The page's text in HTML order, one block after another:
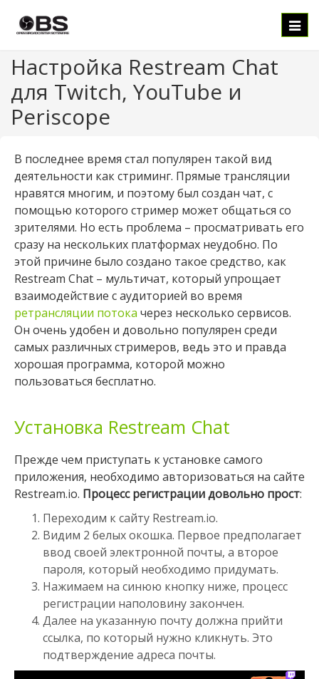
Настройка Restream Chat
для Twitch, YouTube и
Periscope
В последнее время стал популярен такой вид
деятельности как стриминг. Прямые трансляции
нравятся многим, и поэтому был создан чат, с
помощью которого стример может общаться со
зрителями. Но есть проблема – просматривать его
сразу на нескольких платформах неудобно. По
этой причине было создано такое средство, как
Restream Chat – мультичат, который упрощает
взаимодействие с аудиторией во время
ретрансляции потока через несколько сервисов.
Он очень удобен и довольно популярен среди
самых различных стримеров, ведь это и правда
хорошая программа, которой можно
пользоваться бесплатно.
Установка Restream Chat
Прежде чем приступать к установке самого
приложения, необходимо авторизоваться на сайте
Restream.io. Процесс регистрации довольно прост:
Переходим к сайту Restream.io.
Видим 2 белых окошка. Первое предполагает
ввод своей электронной почты, а второе
пароля, который необходимо придумать.
Нажимаем на синюю кнопку ниже, процесс
регистрации наполовину закончен.
Далее на указанную почту должна прийти
ссылка, по который нужно кликнуть. Это
подтверждение адреса почты.